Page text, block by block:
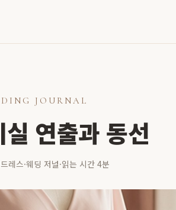
JOURNAL
연출과 동선
레스·웨딩 저널·읽는 시간 4분